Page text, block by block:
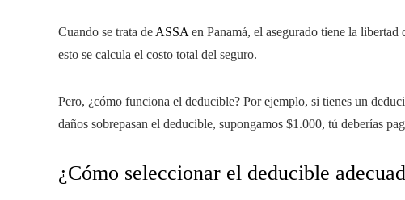
Cuando se trata de ASSA en Panamá, el asegurado tiene la
esto se calcula el costo total del seguro.
Pero, ¿cómo funciona el deducible? Por ejemplo, si tienes un
daños sobrepasan el deducible, supongamos $1.000, tú deberías
¿Cómo seleccionar el deducible